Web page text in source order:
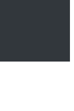
lớn
côi phẳng
côi phẳng